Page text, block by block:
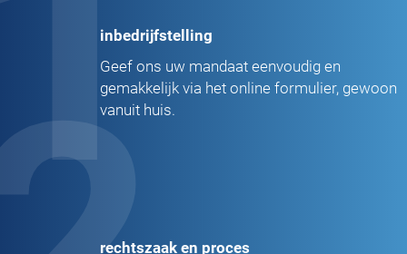
inbedrijfstelling
Geef ons uw mandaat eenvoudig en
gemakkelijk via het online formulier, gewoon
vanuit huis.
rechtszaak en proces